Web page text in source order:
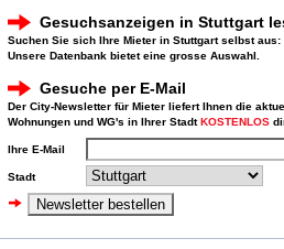
Gesuchsanzeigen in Stuttgart
Suchen Sie sich Ihre Mieter in Stuttgart selbst aus:
Unsere Datenbank bietet eine grosse Auswahl.
Gesuche per E-Mail
Der City-Newsletter für Mieter liefert Ihnen die
Wohnungen und WG's in Ihrer StadtKOSTENLOS
Ihre E-Mail
Stadt